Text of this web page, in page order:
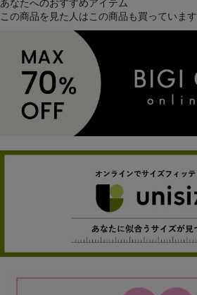
あなたへのおすすめアイテム
この商品を見た人はこの商品も買っています